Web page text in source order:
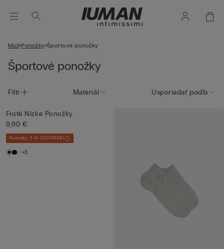
Muž Ponožky Športové ponožky
Športové ponožky
Filtr Materiál Usporiadať podľa
Froté Nízke Ponožky
9,90 €
Ponožky 3+3 ZADARMO
+3